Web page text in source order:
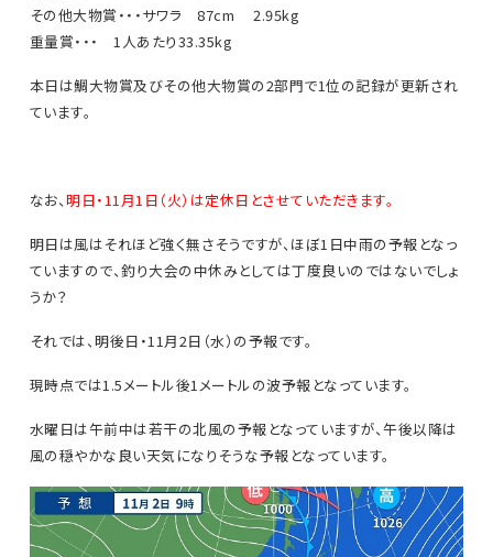
その他大物賞・・・サワラ 87cm 2.95kg
重量賞・・・ 1人あたり33.35kg
本日は鯛大物賞及びその他大物賞の2部門で1位の記録が更新され
ています。
なお、明日・11月1日（火）は定休日とさせていただきます。
明日は風はそれほど強く無さそうですが、ほぼ1日中雨の予報となっ
ていますので、釣り大会の中休みとしては丁度良いのではないでしょ
うか？
それでは、明後日・11月2日（水）の予報です。
現時点では1.5メートル後1メートルの波予報となっています。
水曜日は午前中は若干の北風の予報となっていますが、午後以降は
風の穏やかな良い天気になりそうな予報となっています。